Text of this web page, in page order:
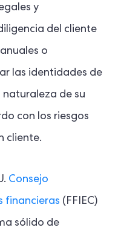
y
del cliente
o
las identidades de
naturaleza de su
con los riesgos
cliente.
Consejo
financieras (FFIEC)
sólido de